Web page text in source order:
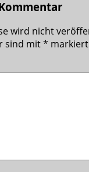
wird nicht
sind mit* markiert